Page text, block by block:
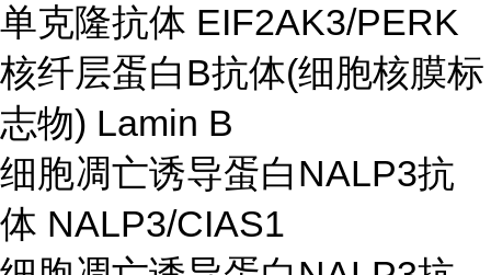
单克隆抗体 EIF2AK3/PERK
核纤层蛋白B抗体(细胞核膜标
志物) Lamin B
细胞凋亡诱导蛋白NALP3抗
体 NALP3/CIAS1